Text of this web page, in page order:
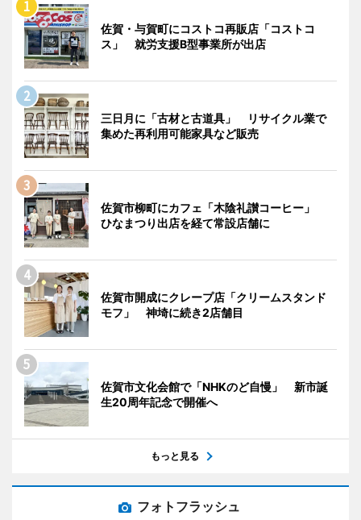
佐賀・与賀町にコストコ再販店「コストコ
ス」 就労支援B型事業所が出店
三日月に「古材と古道具」 リサイクル業で
集めた再利用可能家具など販売
佐賀市柳町にカフェ「木陰礼讃コーヒー」
ひなまつり出店を経て常設店舗に
佐賀市開成にクレープ店「クリームスタンド
モフ」 神埼に続き2店舗目
佐賀市文化会館で「NHKのど自慢」 新市誕
生20周年記念で開催へ
もっと見る
フォトフラッシュ